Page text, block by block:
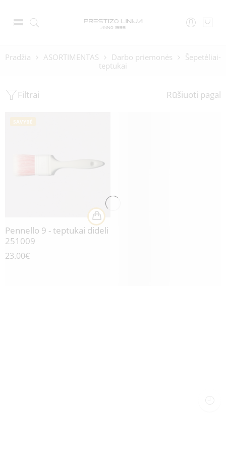
Pradžia ASORTIMENTAS Darbo priemonės
Šepetėliai-
teptukai
Filtrai Rūšiuoti pagal
SAVYBĖ
Pennello 9 - teptukai dideli
251009
23.00€